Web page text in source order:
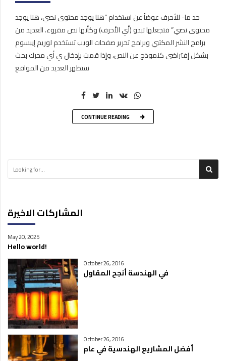
حد ما- للأحرف عوضاً عن استخدام “هنا يوجد محتوى نصي، هنا يوجد
محتوى نصي” فتجعلها تبدو (أي الأحرف) وكأنها نص مقروء. العديد من
برامح النشر المكتبي وبرامح تحرير صفحات الويب تستخدم لوريم إيبسوم
بشكل إفتراضي كنموذج عن النص، وإذا قمت بإدخال ي أي محرك بحث
ستظهر العديد من المواقع
CONTINUE READING
المشاركات الاخيرة
May 20, 2025
Hello world!
October 26, 2016
في الهندسة أنجح المقاول
October 26, 2016
أفضل المشاريع الهندسية في عام